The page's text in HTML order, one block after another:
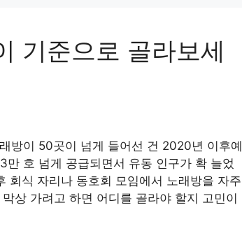
기준으로 골라보세
방이 50곳이 넘게 들어선 건 2020년 이후예
호 넘게 공급되면서 유동 인구가 확 늘었
회식 자리나 동호회 모임에서 노래방을 자주
상 가려고 하면 어디를 골라야 할지 고민이